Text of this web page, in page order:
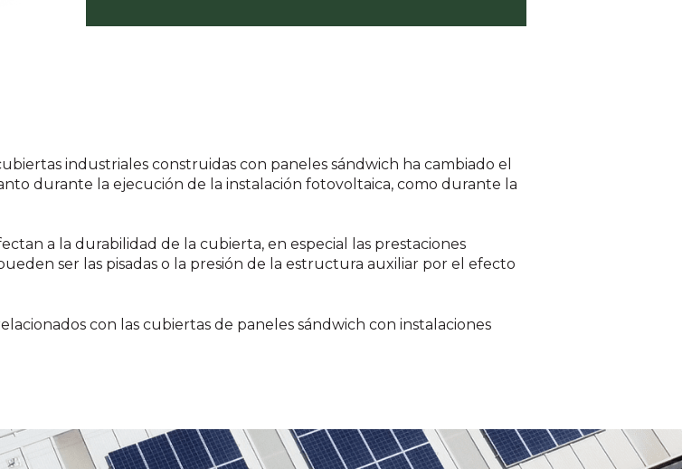
industriales construidas con paneles sándwich ha cambiado el
durante la ejecución de la instalación fotovoltaica, como durante la
a la durabilidad de la cubierta, en especial las prestaciones
ser las pisadas o la presión de la estructura auxiliar por el efecto
con las cubiertas de paneles sándwich con instalaciones